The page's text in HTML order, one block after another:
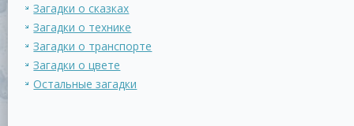
Загадки о сказках
Загадки о технике
Загадки о транспорте
Загадки о цвете
Остальные загадки